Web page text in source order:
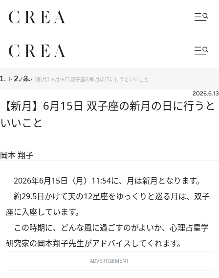
トップ占い 【新月】6月15日 双子座の新月の日に行うといいこと
2026.6.13
【新月】6月15日 双子座の新月の日に行うと
いいこと
岡本 翔子
2026年6月15日（月）11:54に、月は新月となります。
約29.5日かけて天の12星座をゆっくりと巡る月は、双子
座に入座しています。
この時期に、どんな風に過ごすのがよいか、心理占星学
研究家の岡本翔子先生がアドバイスしてくれます。
ADVERTISEMENT